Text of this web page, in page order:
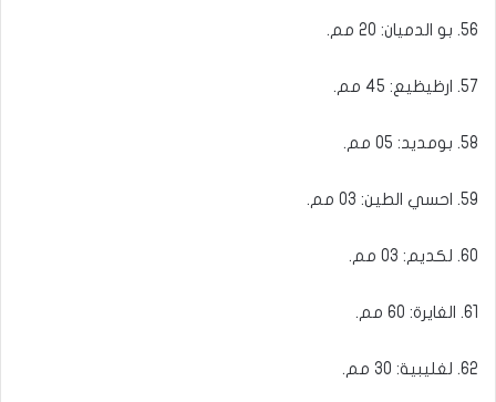
56. بو الدميان: 20 مم.
57. ارظيظيع: 45 مم.
58. بومديد: 05 مم.
59. احسي الطين: 03 مم.
60. لكديم: 03 مم.
61. الغايرة: 60 مم.
62. لغليبية: 30 مم.